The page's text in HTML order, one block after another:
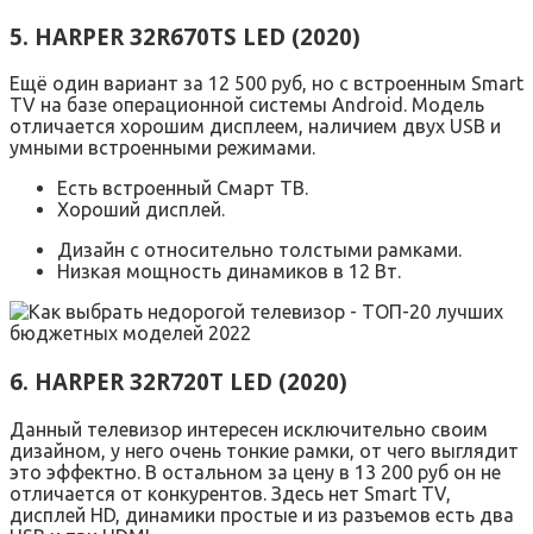
5. HARPER 32R670TS LED (2020)
Ещё один вариант за 12 500 руб, но с встроенным Smart
TV на базе операционной системы Android. Модель
отличается хорошим дисплеем, наличием двух USB и
умными встроенными режимами.
Есть встроенный Смарт ТВ.
Хороший дисплей.
Дизайн с относительно толстыми рамками.
Низкая мощность динамиков в 12 Вт.
6. HARPER 32R720T LED (2020)
Данный телевизор интересен исключительно своим
дизайном, у него очень тонкие рамки, от чего выглядит
это эффектно. В остальном за цену в 13 200 руб он не
отличается от конкурентов. Здесь нет Smart TV,
дисплей HD, динамики простые и из разъемов есть два